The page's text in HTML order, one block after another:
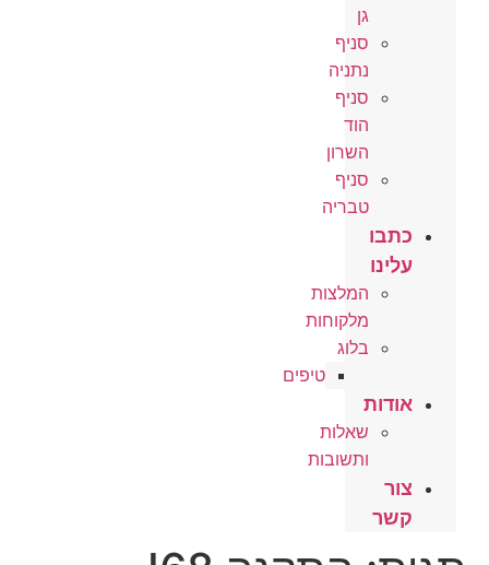
גן
סניף
נתניה
סניף
הוד
השרון
סניף
טבריה
כתבו
עלינו
המלצות
מלקוחות
בלוג
טיפים
אודות
שאלות
ותשובות
צור
קשר